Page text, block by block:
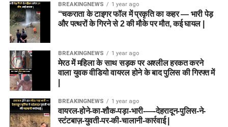
BREAKINGNEWS 1 year ago
“चकराता के टाइगर फॉल में प्रकृति का कहर — भारी पेड़
और पत्थरों के गिरने से 2 की मौके पर मौत, कई घायल |
BREAKINGNEWS 1 year ago
मेरठ में महिला के साथ सड़क पर अश्लील हरकत करने
वाला युवक वीडियो वायरल होने के बाद पुलिस की गिरफ्त में
BREAKINGNEWS 1 year ago
वायरल-होने-का-शौक-पड़ा-भारी-—-देहरादून-पुलिस-ने-
स्टंटबाज़-युवती-पर-की-चालानी-कार्रवाई |